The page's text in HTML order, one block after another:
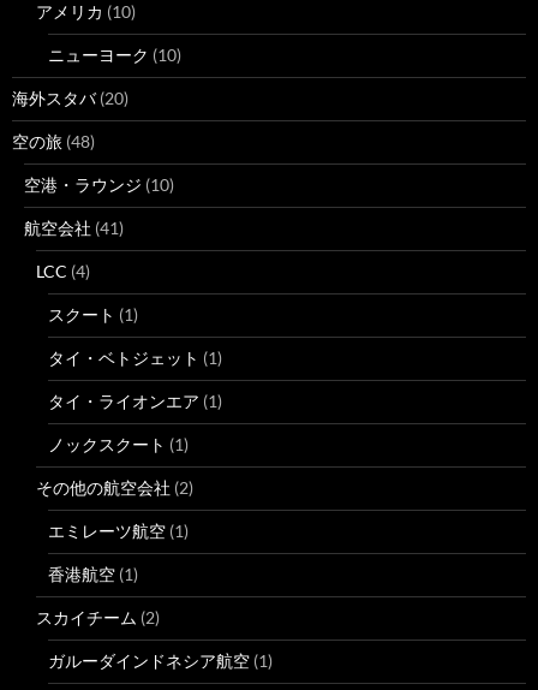
アメリカ (10)
ニューヨーク (10)
海外スタバ(20)
空の旅 (48)
空港・ラウンジ (10)
航空会社 (41)
LCC (4)
スクート (1)
タイ・ベトジェット (1)
タイ・ライオンエア (1)
ノックスクート (1)
その他の航空会社 (2)
エミレーツ航空 (1)
香港航空 (1)
スカイチーム (2)
ガルーダインドネシア航空 (1)